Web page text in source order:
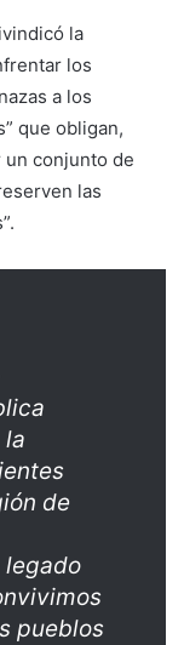
la
los
a los
que obligan,
un conjunto de
las
la
de
legado
pueblos